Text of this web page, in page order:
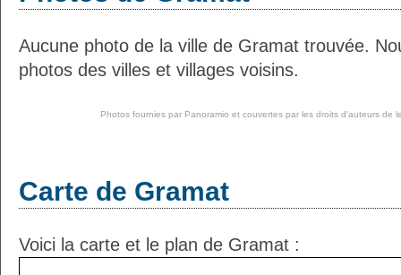
Aucune photo de la ville de Gramat trouvée.
photos des villes et villages voisins.
Photos fournies par Panoramio et couvertes par les droits d'auteurs de
Carte de Gramat
Voici la carte et le plan de Gramat :